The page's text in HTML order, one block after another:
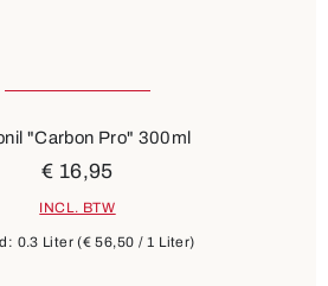
"Carbon Pro" 300ml
0.3 Liter(€ 56,50 / 1 Liter)
€ 16,95
INCL. BTW